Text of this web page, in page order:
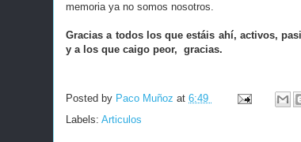
memoria ya no somos nosotros.
Gracias a todos los que estáis ahí, activos,
y a los que caigo peor, gracias.
Posted by Paco Muñoz at 6:49
Labels: Articulos